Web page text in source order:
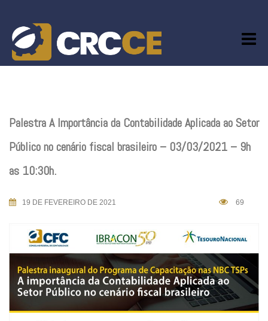
content
Palestra A Importância da Contabilidade Aplicada ao Setor
Público no cenário fiscal brasileiro – 03/03/2021 – 9h
as 10:30h.
19 DE FEVEREIRO DE 2021 69